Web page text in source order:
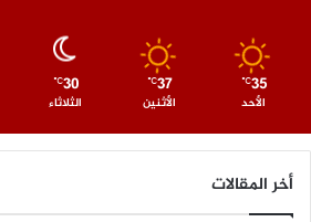
35
℃
الأحد
37
℃
الأثنين
30
℃
الثلاثاء
أخر المقالات